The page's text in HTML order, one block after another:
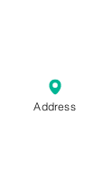
Address